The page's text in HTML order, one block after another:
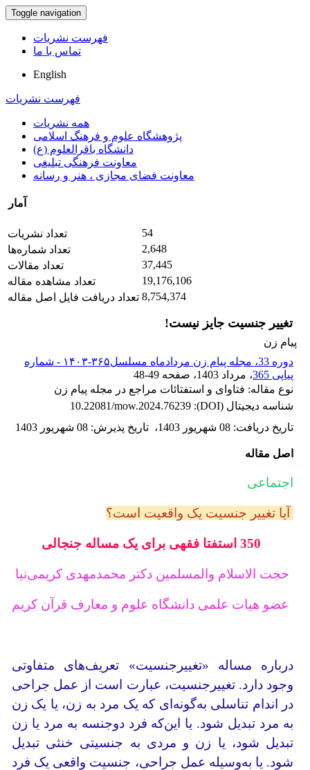
Toggle navigation
فهرست نشریات
تماس با ما
English
فهرست نشریات
همه نشریات
پژوهشگاه علوم و فرهنگ اسلامی
دانشگاه باقرالعلوم (ع)
معاونت فرهنگی تبلیغی
معاونت فضای مجازی ، هنر و رسانه
آمار
تعداد نشریات
54
تعداد شماره‌ها
2,648
تعداد مقالات
37,445
تعداد مشاهده مقاله
19,176,106
تعداد دریافت فایل اصل مقاله 8,754,374
تغییر جنسیت جایز نیست!
پیام زن
دوره 33، مجله پیام زن مردادماه مسلسل۳۶۵-۱۴۰۳ - شماره
پیاپی 365
، مرداد 1403 ، صفحه 48-49
نوع مقاله: فتاوای و استفتائات مراجع در مجله پیام زن
شناسه دیجیتال (DOI):
10.22081/mow.2024.76239
تاریخ دریافت: 08 شهریور 1403 ، تاریخ پذیرش: 08 شهریور 1403
اصل مقاله
اجتماعی
آیا تغییر جنسیت یک واقعیت است؟
حجت الاسلام والمسلمین دکتر محمدمهدی کریمی‌نیا
عضو هیات علمی دانشگاه علوم و معارف قرآن کریم
درباره مساله «تغییرجنسیت» تعریف‌های متفاوتی
وجود دارد. تغییرجنسیت، عبارت است از عمل جراحی
در اندام تناسلی به‌گونه‌ای که یک مرد به زن، یا یک زن
به مرد تبدیل شود. یا این‌که فرد دوجنسه به مرد یا زن
تبدیل شود، یا زن و مردی به جنسیتی خنثی تبدیل
شود. یا به‌وسیله عمل جراحی، جنسیت واقعی یک فرد